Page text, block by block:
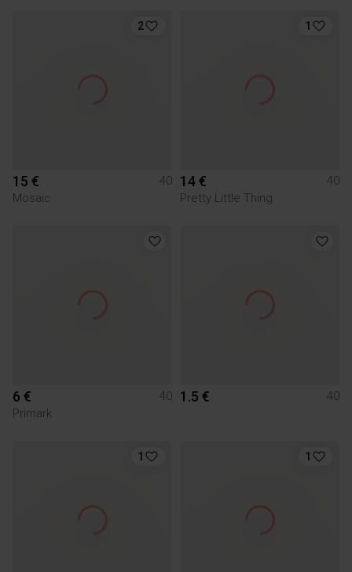
2
15 €
40
Mosaic
1
14 €
40
Pretty Little Thing
6 €
40
Primark
1.5 € 40
1 1